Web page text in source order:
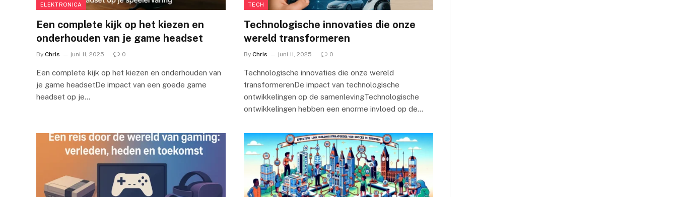
ELEKTRONICA
Een complete kijk op het kiezen en
onderhouden van je game headset
By Chris juni 11, 2025 0
Een complete kijk op het kiezen en onderhouden van
je game headsetDe impact van een goede game
headset op je…
TECH
Technologische innovaties die onze
wereld transformeren
By Chris juni 11, 2025 0
Technologische innovaties die onze wereld
transformerenDe impact van technologische
ontwikkelingen op de samenlevingTechnologische
ontwikkelingen hebben een enorme invloed op de…